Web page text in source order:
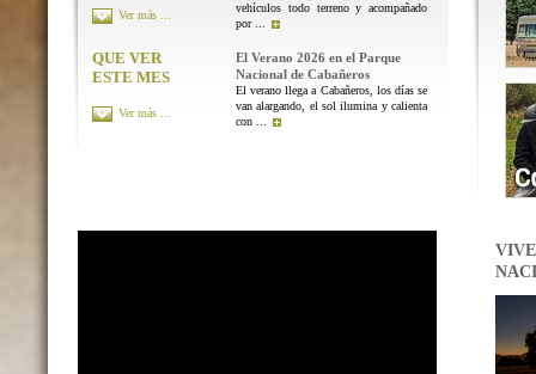
vehículos todo terreno y acompañado
por ...
Ver más ...
QUE VER
ESTE MES
El Verano 2026 en el Parque
Nacional de Cabañeros
El verano llega a Cabañeros, los días se
van alargando, el sol ilumina y calienta
con ...
Ver más ...